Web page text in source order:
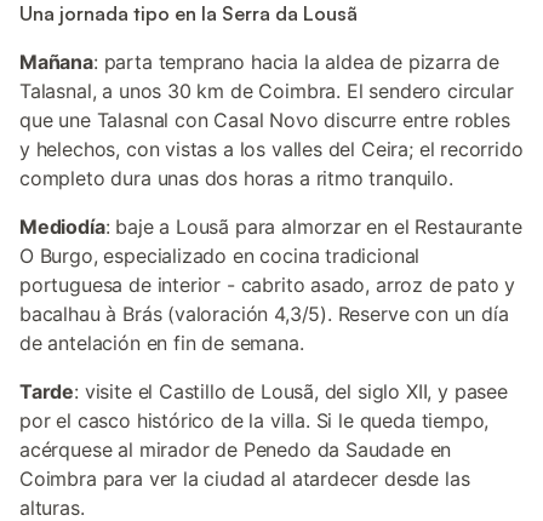
Una jornada tipo en la Serra da Lousã
Mañana: parta temprano hacia la aldea de pizarra de
Talasnal, a unos 30 km de Coimbra. El sendero circular
que une Talasnal con Casal Novo discurre entre robles
y helechos, con vistas a los valles del Ceira; el recorrido
completo dura unas dos horas a ritmo tranquilo.
Mediodía: baje a Lousã para almorzar en el Restaurante
O Burgo, especializado en cocina tradicional
portuguesa de interior - cabrito asado, arroz de pato y
bacalhau à Brás (valoración 4,3/5). Reserve con un día
de antelación en fin de semana.
Tarde: visite el Castillo de Lousã, del siglo XII, y pasee
por el casco histórico de la villa. Si le queda tiempo,
acérquese al mirador de Penedo da Saudade en
Coimbra para ver la ciudad al atardecer desde las
alturas.